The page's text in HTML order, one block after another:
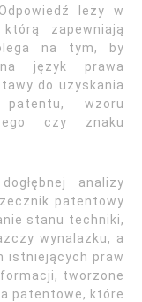
leży w
zapewniają
na tym, by
na język prawa
do uzyskania
wzoru
czy znaku
analizy
patentowy
stanu techniki,
wynalazku, a
istniejących praw
tworzone
patentowe, które